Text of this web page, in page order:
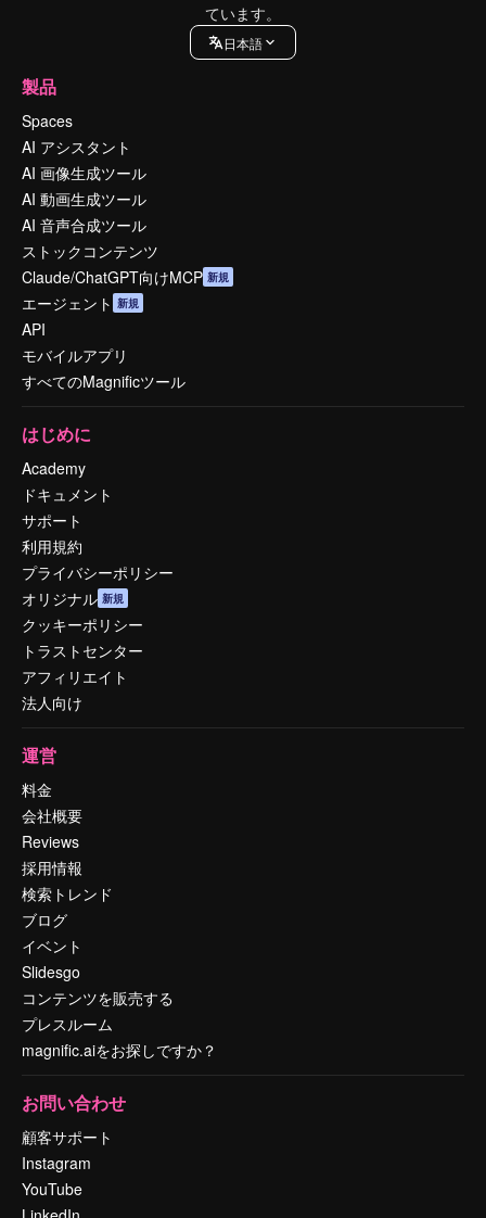
ています。
日本語
製品
Spaces
AI アシスタント
AI 画像生成ツール
AI 動画生成ツール
AI 音声合成ツール
ストックコンテンツ
Claude/ChatGPT向けMCP 新規
エージェント 新規
API
モバイルアプリ
すべてのMagnificツール
はじめに
Academy
ドキュメント
サポート
利用規約
プライバシーポリシー
オリジナル 新規
クッキーポリシー
トラストセンター
アフィリエイト
法人向け
運営
料金
会社概要
Reviews
採用情報
検索トレンド
ブログ
イベント
Slidesgo
コンテンツを販売する
プレスルーム
magnific.aiをお探しですか？
お問い合わせ
顧客サポート
Instagram
YouTube